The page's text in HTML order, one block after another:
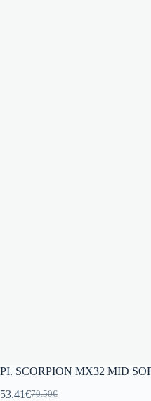
PI. SCORPION MX32 MID
70.50€
53.41€